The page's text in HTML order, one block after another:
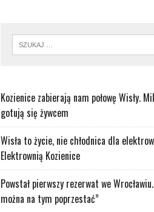
Kozienice zabierają nam połowę Wisły.
gotują się żywcem
Wisła to życie, nie chłodnica dla
Elektrownią Kozienice
Powstał pierwszy rezerwat we
można na tym poprzestać”